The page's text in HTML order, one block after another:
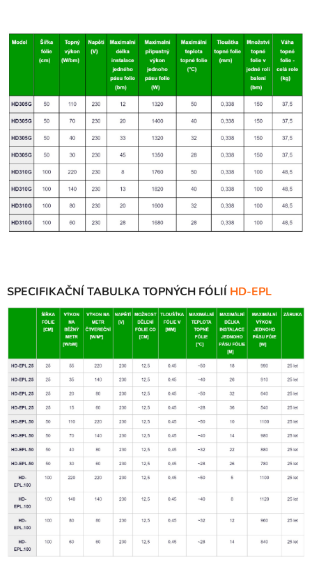
SPECIFIKAČNÍ TABULKA TOPNÝCH FÓLIÍ HD-EPL